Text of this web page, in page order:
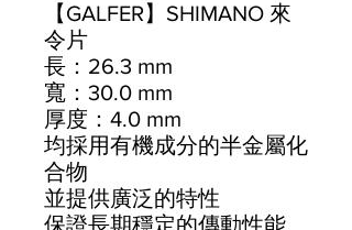
【GALFER】SHIMANO 來
令片
長：26.3 mm
寬：30.0 mm
厚度：4.0 mm
均採用有機成分的半金屬化
合物
並提供廣泛的特性
保證長期穩定的傳動性能